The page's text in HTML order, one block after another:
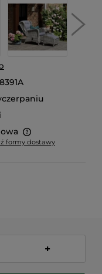
płatności
formy dostawy
+